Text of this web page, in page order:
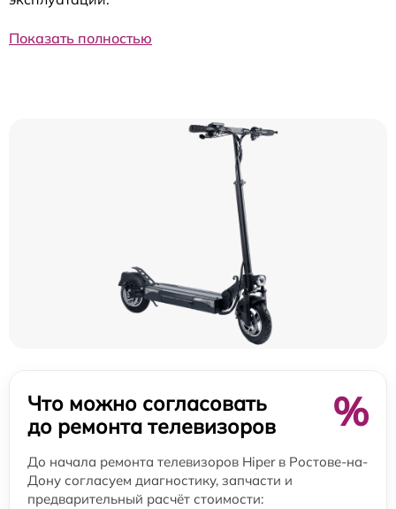
Показать полностью
Что можно согласовать
до ремонта телевизоров
%
До начала ремонта телевизоров Hiper в Ростове-на-
Дону согласуем диагностику, запчасти и
предварительный расчёт стоимости: